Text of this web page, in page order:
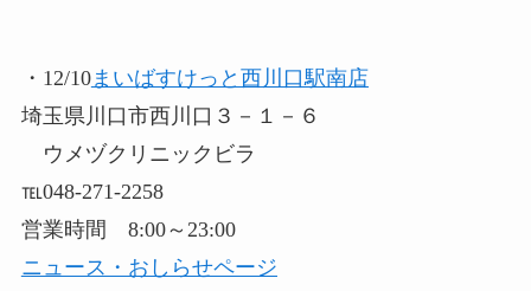
・12/10まいばすけっと西川口駅南店
埼玉県川口市西川口３－１－６
ウメヅクリニックビラ
℡048-271-2258
営業時間 8:00～23:00
ニュース・おしらせページ